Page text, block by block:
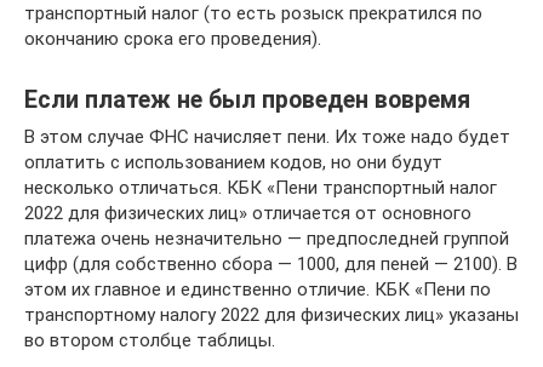
транспортный налог (то есть розыск прекратился по
окончанию срока его проведения).
Если платеж не был проведен вовремя
В этом случае ФНС начисляет пени. Их тоже надо будет
оплатить с использованием кодов, но они будут
несколько отличаться. КБК «Пени транспортный налог
2022 для физических лиц» отличается от основного
платежа очень незначительно — предпоследней группой
цифр (для собственно сбора — 1000, для пеней — 2100). В
этом их главное и единственно отличие. КБК «Пени по
транспортному налогу 2022 для физических лиц» указаны
во втором столбце таблицы.